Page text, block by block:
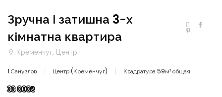
Зручна і затишна 3-х
кімнатна квартира
Кременчуг, Центр
1 Санузлов Центр (Кременчуг) Квадратура 59м² общая
33 000₴